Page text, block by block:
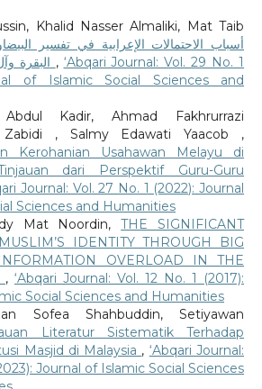
Khalid Nasser Almaliki, Mat Taib
أسباب الاحتمالات الإعرابية في تفسير
, ‘Abqari Journal: Vol. 29 No. 1
of Islamic Social Sciences and
Kadir, Ahmad Fakhrurrazi
Zabidi , Salmy Edawati Yaacob ,
Kerohanian Usahawan Melayu di
dari Perspektif Guru-Guru
Journal: Vol. 27 No. 1 (2022): Journal
Sciences and Humanities
Mat Noordin,THE SIGNIFICANT
IDENTITY THROUGH BIG
OVERLOAD IN THE
, ‘Abqari Journal: Vol. 12 No. 1 (2017):
Social Sciences and Humanities
Sofea Shahbuddin, Setiyawan
Literatur Sistematik Terhadap
Masjid di Malaysia , ‘Abqari Journal:
Journal of Islamic Social Sciences